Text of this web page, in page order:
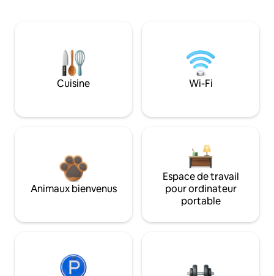
Cuisine Wi-Fi
Animaux bienvenus
Espace de travail
pour ordinateur
portable